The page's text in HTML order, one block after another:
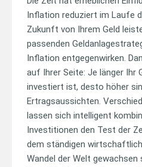
Inflation reduziert im Laufe
Zukunft von Ihrem Geld
passenden
Inflation entgegenwirken.
auf Ihrer Seite: Je länger Ihr
investiert ist, desto höher
Ertragsaussichten.
lassen sich intelligent
Investitionen den Test der
dem ständigen
Wandel der Welt gewachsen